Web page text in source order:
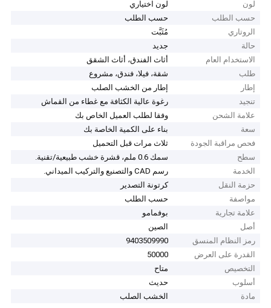
لون
لون اختياري
حسب الطلب
حسب الطلب
الروتاري
مُثَبَّت
حالة
جديد
الاستخدام العام
أثاث الفندق، أثاث الشقق
طلب
شقة، فيلا، فندق، مشروع
إطار
إطار من الخشب الصلب
تنجيد
رغوة عالية الكثافة مع غطاء من القماش
علامة الشحن
وفقا لطلب العميل الخاص بك
سعة
بناء على الكمية الخاصة بك
فحص مراقبة الجودة
ثلاث مرات قبل التحميل
سطح
سمك 0.6 ملم، قشرة خشب طبيعية/تقنية.
الخدمة
رسم CAD والتصنيع والتركيب الميداني.
حزمة النقل
كرتونة التصدير
مواصفة
حسب الطلب
علامة تجارية
بوفمامو
أصل
الصين
رمز النظام المنسق
9403509990
القدرة على العرض
50000
التخصيص
متاح
أسلوب
حديث
مادة
الخشب الصلب